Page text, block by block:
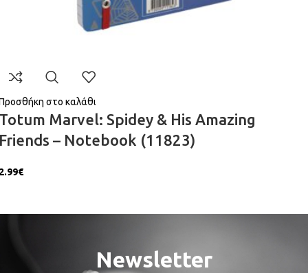
στο καλάθι
Marvel: Spidey & His Amazing
– Notebook (11823)
€
Newsletter